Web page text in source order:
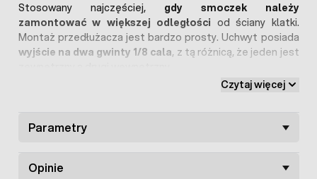
Stosowany najczęściej, gdy smoczek należy
zamontować w większej odległości od ściany klatki.
Montaż przedłużacza jest bardzo prosty. Uchwyt posiada
wyjście na dwa gwinty 1/8 cala, z tą różnicą, że jeden jest
natomiast wkręca się w rurę kwadratową 22 x 22 mm - w
między niplem a kwadratową rurą
Czytaj więcej
Parametry
Opinie